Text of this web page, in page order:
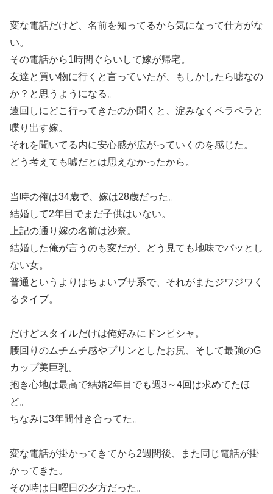
変な電話だけど、名前を知ってるから気になって仕方がな
い。
その電話から1時間ぐらいして嫁が帰宅。
友達と買い物に行くと言っていたが、もしかしたら嘘なの
か？と思うようになる。
遠回しにどこ行ってきたのか聞くと、淀みなくペラペラと
喋り出す嫁。
それを聞いてる内に安心感が広がっていくのを感じた。
どう考えても嘘だとは思えなかったから。
当時の俺は34歳で、嫁は28歳だった。
結婚して2年目でまだ子供はいない。
上記の通り嫁の名前は沙奈。
結婚した俺が言うのも変だが、どう見ても地味でパッとし
ない女。
普通というよりはちょいブサ系で、それがまたジワジワく
るタイプ。
だけどスタイルだけは俺好みにドンピシャ。
腰回りのムチムチ感やプリンとしたお尻、そして最強のG
カップ美巨乳。
抱き心地は最高で結婚2年目でも週3～4回は求めてたほ
ど。
ちなみに3年間付き合ってた。
変な電話が掛かってきてから2週間後、また同じ電話が掛
かってきた。
その時は日曜日の夕方だった。